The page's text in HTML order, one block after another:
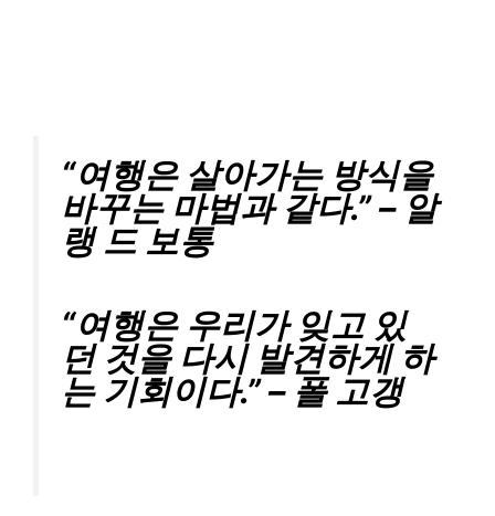
“여행은 살아가는 방식을
바꾸는 마법과 같다.” – 알
랭 드 보통
“여행은 우리가 잊고 있
던 것을 다시 발견하게 하
는 기회이다.” – 폴 고갱